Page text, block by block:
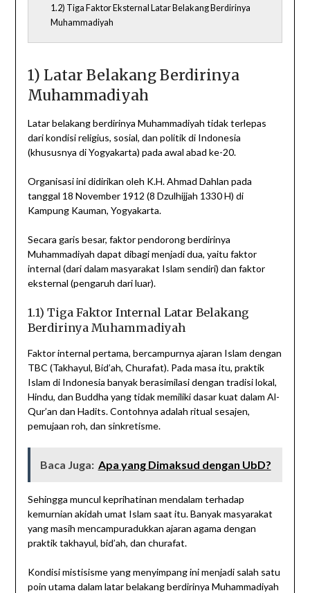
1.2) Tiga Faktor Eksternal Latar Belakang Berdirinya
Muhammadiyah
1) Latar Belakang Berdirinya
Muhammadiyah
Latar belakang berdirinya Muhammadiyah tidak terlepas
dari kondisi religius, sosial, dan politik di Indonesia
(khususnya di Yogyakarta) pada awal abad ke-20.
Organisasi ini didirikan oleh K.H. Ahmad Dahlan pada
tanggal 18 November 1912 (8 Dzulhijjah 1330 H) di
Kampung Kauman, Yogyakarta.
Secara garis besar, faktor pendorong berdirinya
Muhammadiyah dapat dibagi menjadi dua, yaitu faktor
internal (dari dalam masyarakat Islam sendiri) dan faktor
eksternal (pengaruh dari luar).
1.1) Tiga Faktor Internal Latar Belakang
Berdirinya Muhammadiyah
Faktor internal pertama, bercampurnya ajaran Islam dengan
TBC (Takhayul, Bid’ah, Churafat). Pada masa itu, praktik
Islam di Indonesia banyak berasimilasi dengan tradisi lokal,
Hindu, dan Buddha yang tidak memiliki dasar kuat dalam Al-
Qur’an dan Hadits. Contohnya adalah ritual sesajen,
pemujaan roh, dan sinkretisme.
Baca Juga: Apa yang Dimaksud dengan UbD?
Sehingga muncul keprihatinan mendalam terhadap
kemurnian akidah umat Islam saat itu. Banyak masyarakat
yang masih mencampuradukkan ajaran agama dengan
praktik takhayul, bid’ah, dan churafat.
Kondisi mistisisme yang menyimpang ini menjadi salah satu
poin utama dalam latar belakang berdirinya Muhammadiyah